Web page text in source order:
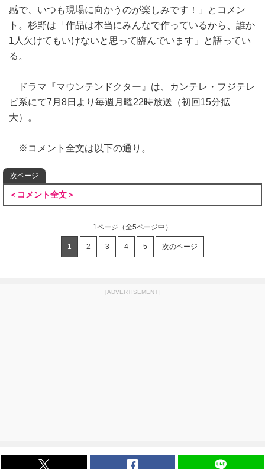
感で、いつも現場に向かうのが楽しみです！」とコメン
ト。杉野は「作品は本当にみんなで作っているから、誰か
1人欠けてもいけないと思って臨んでいます」と語ってい
る。
ドラマ『マウンテンドクター』は、カンテレ・フジテレ
ビ系にて7月8日より毎週月曜22時放送（初回15分拡
大）。
※コメント全文は以下の通り。
次ページ
＜コメント全文＞
1ページ （全5ページ中）
1 2 3 4 5 次のページ
[ADVERTISEMENT]